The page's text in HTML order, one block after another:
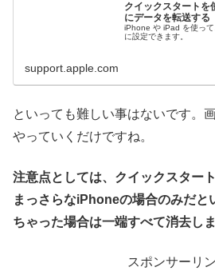
クイックスタートを
にデータを転送する
iPhone や iPad を使っ
に設定できます。
support.apple.com
といっても難しい事はないです。
やっていくだけですね。
注意点としては、クイックスター
まっさらなiPhoneの場合のみだと
ちゃった場合は一端すべて消去しま
スポンサーリ